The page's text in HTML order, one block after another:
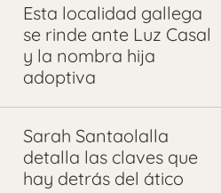
Esta localidad gallega
se rinde ante Luz Casal
y la nombra hija
adoptiva
Sarah Santaolalla
detalla las claves que
hay detrás del ático